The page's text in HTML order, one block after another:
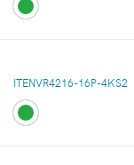
ITENVR4216-16P-4KS2